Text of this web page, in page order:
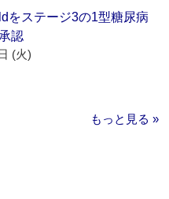
をステージ3の1型糖尿病
認
(火)
もっと見る »